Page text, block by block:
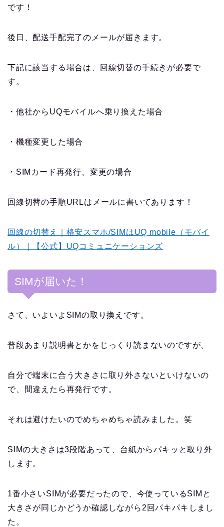
です！
後日、配送手配完了のメールが届きます。
下記に該当する場合は、回線切替の手続きが必要で
す。
・他社からUQモバイルへ乗り換えた場合
・機種変更した場合
・SIMカード再発行、変更の場合
回線切替の手順URLはメールに書いてあります！
回線の切替え｜格安スマホ/SIMはUQ mobile（モバイ
ル）｜【公式】UQコミュニケーションズ
SIMが届いた！
さて、いよいよSIMの取り換えです。
普段あまり説明書とかをじっくり読まないのですが、
自分で端末に合う大きさに取り外さないといけないの
で、間違えたら再発行です。
それは避けたいのでめちゃめちゃ読みました。笑
SIMの大きさは3段階あって、台紙からパキッと取り外
します。
1番小さいSIMが必要だったので、今使っているSIMと
大きさが同じかどうか確認しながら2回パキパキしまし
た。